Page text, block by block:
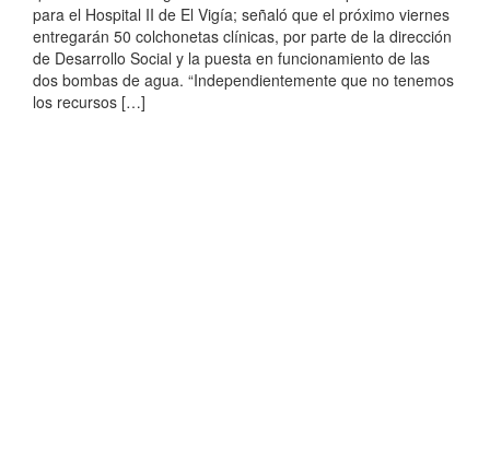
para el Hospital II de El Vigía; señaló que el próximo viernes
entregarán 50 colchonetas clínicas, por parte de la dirección
de Desarrollo Social y la puesta en funcionamiento de las
dos bombas de agua. “Independientemente que no tenemos
los recursos […]